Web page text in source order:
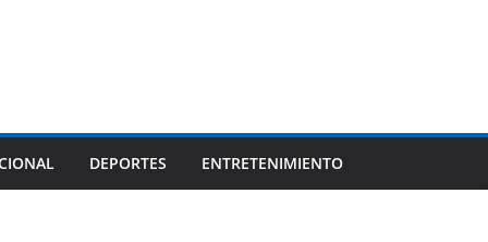
DEPORTES ENTRETENIMIENTO